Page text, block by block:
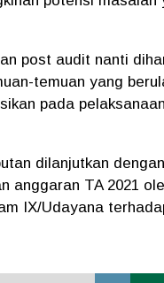
post audit nanti
temuan yang
pada
dilanjutkan
anggaran TA 2021
IX/Udayana